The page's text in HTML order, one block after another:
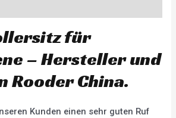
für
– Hersteller und
Rooder China.
Kunden einen sehr guten Ruf